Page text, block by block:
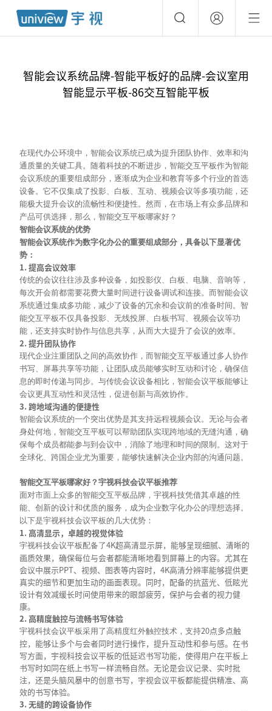
智能会议系统品牌-智能平板好的品牌-会议室用
智能显示平板-86交互智能平板
在现代办公环境中，智能会议系统已成为提升团队协作、效率和沟
通质量的关键工具。随着科技的不断进步，智能交互平板作为智能
会议系统的重要组成部分，逐渐成为企业和教育等多个行业的首选
设备。它不仅集成了投影、白板、互动、视频会议等多项功能，还
能极大提升会议的流畅性和便捷性。然而，在市场上有众多品牌和
产品可供选择，那么，智能交互平板哪家好？
智能会议系统的优势
智能会议系统作为数字化办公的重要组成部分，具备以下显著优
势：
1. 提高会议效率
传统的会议往往涉及多种设备，如投影仪、白板、电脑、音响等，
每次开会前都需要花费大量时间进行设备调试和连接。而智能会议
系统通过集成多功能，减少了设备的冗余和会议前的准备时间。智
能交互平板不仅具备投影、无线投屏、白板书写、视频会议等功
能，还支持实时协作与信息共享，从而大大提升了会议的效率。
2. 提升团队协作
现代企业注重团队之间的高效协作，而智能交互平板通过多人协作
书写、屏幕共享等功能，让团队成员能够实时互动和讨论，确保信
息的即时传递与同步。与传统会议设备相比，智能会议平板能够让
会议更具互动性和灵活性，促进创新与高效协作。
3. 跨地域沟通的便捷性
智能会议系统的一个突出优势是其支持远程视频会议。无论与会者
身处何地，智能交互平板可以帮助团队实现跨地域的无缝沟通，确
保每个成员都能参与到会议中，消除了地理和时间的限制。这对于
全球化、跨国企业尤为重要，能够快速解决企业内部的沟通问题。
智能交互平板哪家好？宇视科技会议平板推荐
面对市面上众多的智能交互平板品牌，宇视科技凭借其卓越的性
能、创新的设计和优质的服务，成为企业数字化办公的理想选择。
以下是宇视科技会议平板的几大优势：
1. 高清显示，卓越的视觉体验
宇视科技会议平板配备了4K超高清显示屏，能够呈现细腻、清晰的
画质效果，确保每位与会者都能清晰地看到屏幕上的内容。尤其在
会议中展示PPT、视频、图表等内容时，4K高清分辨率能够提供更
真实的细节和更加生动的画面表现。同时，配备的抗蓝光、低眩光
设计有效减缓长时间使用带来的眼部疲劳，保护与会者的视力健
康。
2. 高精度触控与流畅书写体验
宇视科技会议平板采用了高精度红外触控技术，支持20点多点触
控，能够让多个与会者同时进行操作，提升互动性和参与感。在书
写方面，宇视科技会议平板的低延迟书写功能，使得用户在平板上
书写时如同在纸上书写一样流畅自然。无论是会议记录、实时批
注，还是头脑风暴中的创意书写，宇视会议平板都能提供精准、高
效的书写体验。
3. 无缝的跨设备协作